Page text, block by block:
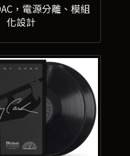
，電源分離、模組
化設計